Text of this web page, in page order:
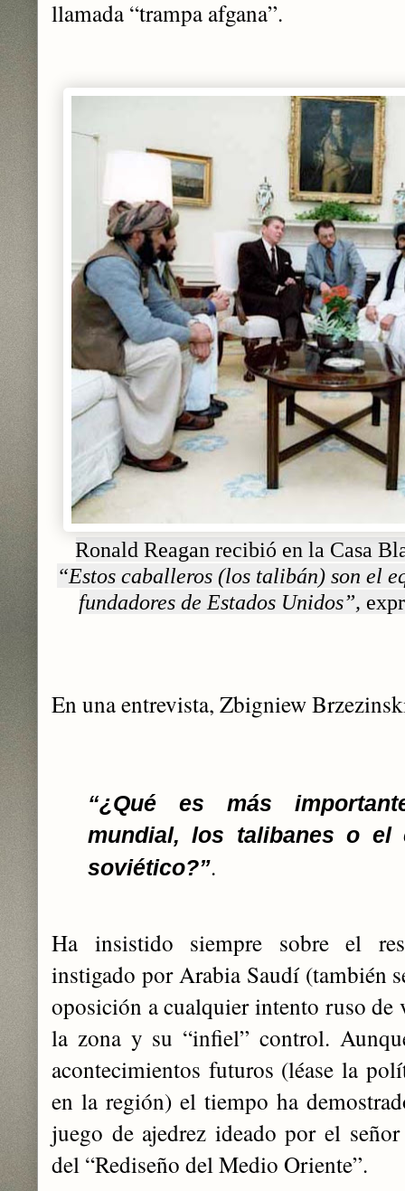
llamada “trampa afgana”.
Ronald Reagan recibió en la Casa
“Estos caballeros (los talibán) son el
fundadores de Estados Unidos”,
En una entrevista, Zbigniew
“¿Qué es más
mundial, los talibanes o el
soviético?”.
Ha insistido siempre sobre el
instigado por Arabia Saudí (también
oposición a cualquier intento ruso de
la zona y su “infiel” control.
acontecimientos futuros (léase la
en la región) el tiempo ha
juego de ajedrez ideado por el
del “Rediseño del Medio Oriente”.